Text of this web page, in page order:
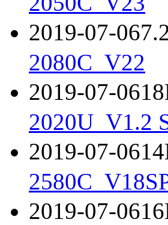
2019-07-06
2080C_V22
2019-07-06
2020U_V1.2
2019-07-06
2019-07-06